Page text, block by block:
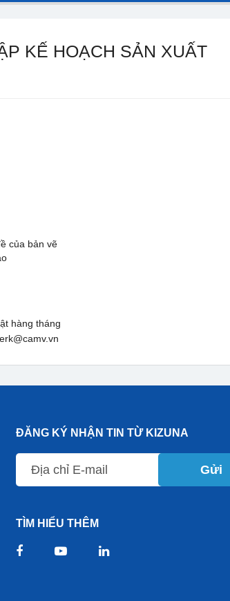
KẾ HOẠCH SẢN XUẤT
của bản vẽ
hàng tháng
ĐĂNG KÝ NHẬN TIN TỪ KIZUNA
Gửi
TÌM HIỂU THÊM